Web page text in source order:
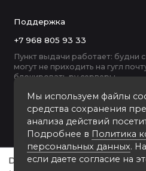
DL-3907 пластиковая рамка 70-100
Мы используем файлы
средства сохранения
анализа действий
Подробнее в Политика
персональных данных.
если даете согласие на
Поддержка
+7 968 805 93 33
Пункт выдачи работает: будни
могут не приходить на гугл
блокировать ру серверы